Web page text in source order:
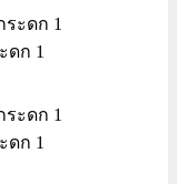
ดก 1
ดก 1